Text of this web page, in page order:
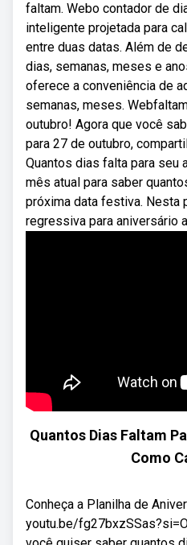
faltam. Webo contador de
inteligente projetada para
entre duas datas. Além de
dias, semanas, meses e
oferece a conveniência de
semanas, meses.
outubro! Agora que você
para 27 de outubro,
Quantos dias falta para seu
mês atual para saber
próxima data festiva. Nesta
regressiva para aniversário
Quantos Dias Faltam
Como
Conheça a Planilha de
youtu.be/